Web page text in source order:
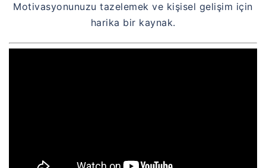
Motivasyonunuzu tazelemek ve kişisel gelişim için
harika bir kaynak.